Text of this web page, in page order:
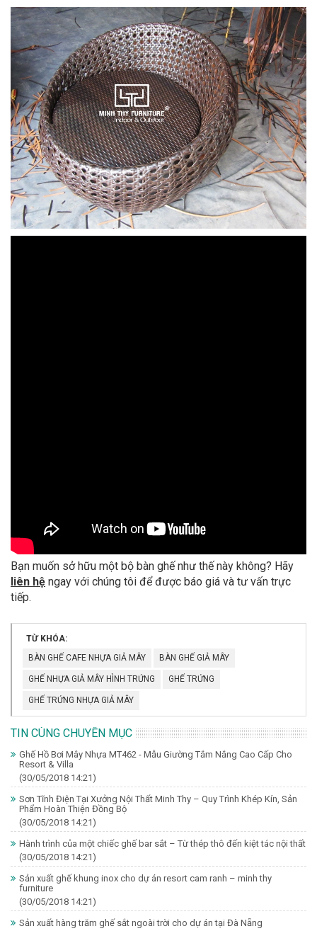
Bạn muốn sở hữu một bộ bàn ghế như thế này không? Hãy
liên hệ ngay với chúng tôi để được báo giá và tư vấn trực
tiếp.
TỪ KHÓA:
BÀN GHẾ CAFE NHỰA GIẢ MÂY
BÀN GHẾ GIẢ MÂY
GHẾ NHỰA GIẢ MÂY HÌNH TRỨNG GHẾ TRỨNG
GHẾ TRỨNG NHỰA GIẢ MÂY
TIN CÙNG CHUYÊN MỤC
Ghế Hồ Bơi Mây Nhựa MT462 - Mẫu Giường Tắm Nắng Cao Cấp Cho
Resort & Villa
(30/05/2018 14:21)
Sơn Tĩnh Điện Tại Xưởng Nội Thất Minh Thy – Quy Trình Khép Kín, Sản
Phẩm Hoàn Thiện Đồng Bộ
(30/05/2018 14:21)
Hành trình của một chiếc ghế bar sắt – Từ thép thô đến kiệt tác nội thất
(30/05/2018 14:21)
Sản xuất ghế khung inox cho dự án resort cam ranh – minh thy
furniture
(30/05/2018 14:21)
Sản xuất hàng trăm ghế sắt ngoài trời cho dự án tại Đà Nẵng